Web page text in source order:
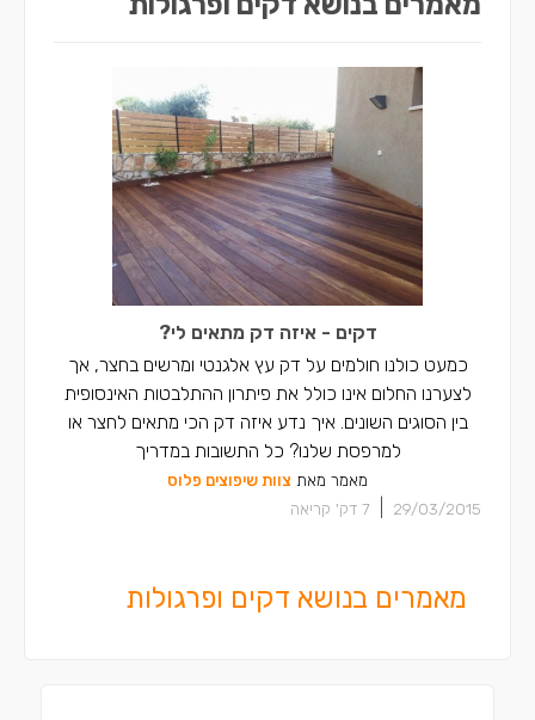
דקים - איזה דק מתאים לי?
כמעט כולנו חולמים על דק עץ אלגנטי ומרשים בחצר, אך
לצערנו החלום אינו כולל את פיתרון ההתלבטות האינסופית
בין הסוגים השונים. איך נדע איזה דק הכי מתאים לחצר או
למרפסת שלנו? כל התשובות במדריך
מאמר מאת צוות שיפוצים פלוס
29/03/2015
7 דק' קריאה
מאמרים בנושא דקים ופרגולות